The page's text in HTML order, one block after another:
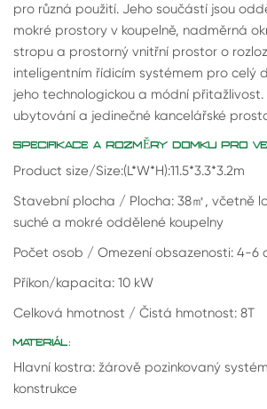
pro různá použití. Jeho součástí jsou
mokré prostory v koupelně, nadměrná
stropu a prostorný vnitřní prostor o
inteligentním řídicím systémem pro celý
jeho technologickou a módní přitažlivost.
ubytování a jedinečné kancelářské
SPECIFIKACE A ROZMĚRY DOMKU PRO
Product size/Size:(L*W*H):11.5*3.3*3.2m
Stavební plocha / Plocha: 38㎡, včetně
suché a mokré oddělené koupelny
Počet osob / Omezení obsazenosti: 4-6
Příkon/kapacita: 10 kW
Celková hmotnost / Čistá hmotnost: 8T
MATERIÁL:
Hlavní kostra: žárově pozinkovaný
konstrukce